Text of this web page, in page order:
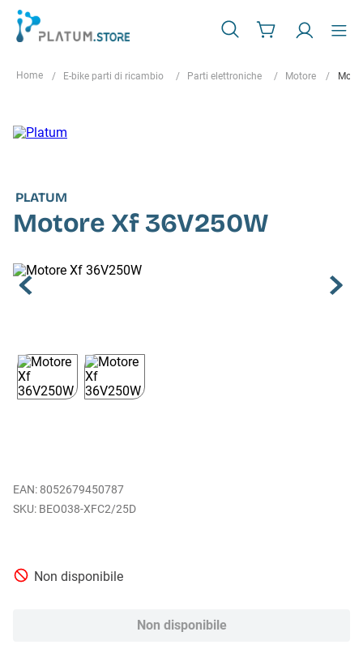
E-bike parti di ricambio Parti elettroniche Motore
PLATUM
Motore Xf 36V250W
EAN: 8052679450787
BEO038-XFC2/25D
Non disponibile
Non disponibile